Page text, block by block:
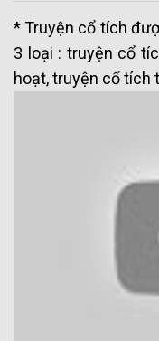
* Truyện cổ tích
3 loại : truyện cổ
hoạt, truyện cổ tích